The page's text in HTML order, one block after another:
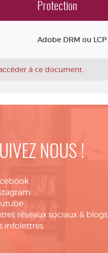
Protection
Adobe DRM ou LCP
à ce document.
NOUS !
réseaux sociaux & blogs
infolettres